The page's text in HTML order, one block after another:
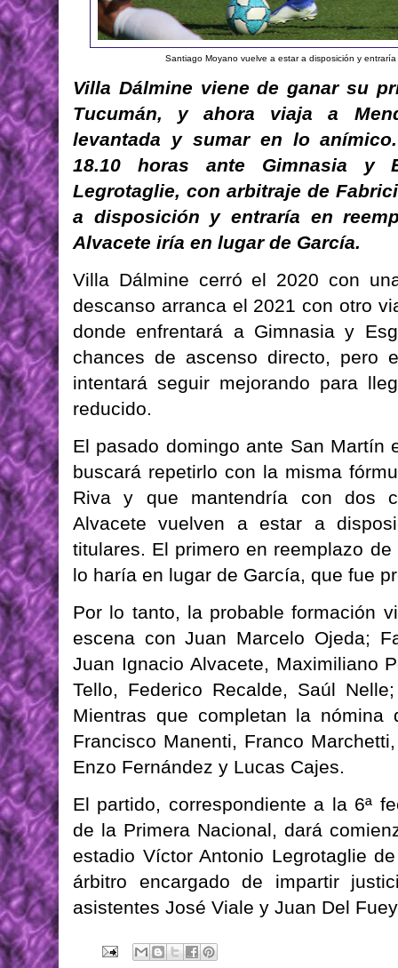
Santiago Moyano vuelve a estar a disposición y
Villa Dálmine viene de ganar su
Tucumán, y ahora viaja a
levantada y sumar en lo
18.10 horas ante Gimnasia y
Legrotaglie, con arbitraje de
a disposición y entraría en
Alvacete iría en lugar de García.
Villa Dálmine cerró el 2020 con
descanso arranca el 2021 con otro
donde enfrentará a Gimnasia y
chances de ascenso directo, pero
intentará seguir mejorando para
reducido.
El pasado domingo ante San Martín
buscará repetirlo con la misma
Riva y que mantendría con dos
Alvacete vuelven a estar a
titulares. El primero en reemplazo
lo haría en lugar de García, que fue
Por lo tanto, la probable formación
escena con Juan Marcelo Ojeda;
Juan Ignacio Alvacete, Maximiliano
Tello, Federico Recalde, Saúl
Mientras que completan la nómina
Francisco Manenti, Franco
Enzo Fernández y Lucas Cajes.
El partido, correspondiente a la 6ª
de la Primera Nacional, dará
estadio Víctor Antonio Legrotaglie
árbitro encargado de impartir
asistentes José Viale y Juan Del